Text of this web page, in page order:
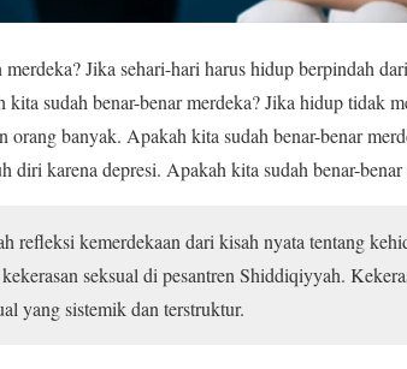
Jika sehari-hari harus hidup berpindah
kita sudah benar-benar merdeka? Jika hidup tidak
orang banyak. Apakah kita sudah benar-benar
diri karena depresi. Apakah kita sudah benar-benar
refleksi kemerdekaan dari kisah nyata tentang
seksual di pesantren Shiddiqiyyah.
yang sistemik dan terstruktur.